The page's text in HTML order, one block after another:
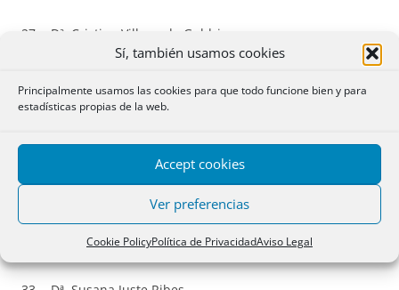
Sí, también usamos cookies
Principalmente usamos las cookies para que todo funcione bien y para
estadísticas propias de la web.
Accept cookies
Ver preferencias
Cookie PolicyPolítica de PrivacidadAviso Legal
27.- Dª Cristina Villaverde Guldris
29.- Dª María Teresa Rubio Quesada
30.- D. Esteban Moyano Morales
31.- Dª Guadalupe Cuesta Vizoso
32.- Dª María Pilar Linares González